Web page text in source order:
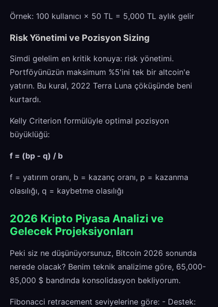
Örnek: 100 kullanıcı × 50 TL = 5,000 TL aylık gelir
Risk Yönetimi ve Pozisyon Sizing
Simdi gelelim en kritik konuya: risk yönetimi.
Portföyünüzün maksimum %5'ini tek bir altcoin'e
yatırın. Bu kural, 2022 Terra Luna çöküşünde beni
kurtardı.
Kelly Criterion formülüyle optimal pozisyon
büyüklüğü:
f = (bp - q) / b
f = yatırım oranı, b = kazanç oranı, p = kazanma
olasılığı, q = kaybetme olasılığı
2026 Kripto Piyasa Analizi ve
Gelecek Projeksiyonları
Peki siz ne düşünüyorsunuz, Bitcoin 2026 sonunda
nerede olacak? Benim teknik analizime göre, 65,000-
85,000 $ bandında konsolidasyon bekliyorum.
Fibonacci retracement seviyelerine göre: - Destek: